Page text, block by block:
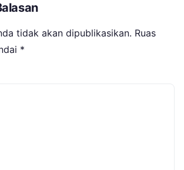
tidak akan dipublikasikan. Ruas
*